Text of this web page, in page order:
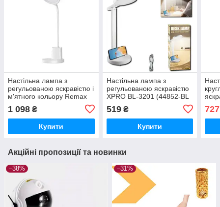
Настільна лампа з
регульованою яскравістю і
м'ятного кольору Remax
RT-E815 (38038-01_595)
1 098 ₴
Купити
Настільна лампа з
регульованою яскравістю
XPRO BL-3201 (44852-BL
519₴
Купити
727
Акційні пропозиції та новинки
–38% –31%